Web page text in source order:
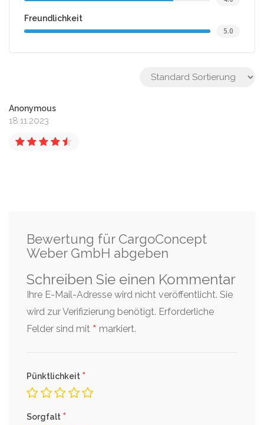
Freundlichkeit
5.0
Anonymous
18.11.2023
Bewertung für CargoConcept
Weber GmbH abgeben
Schreiben Sie einen Kommentar
Ihre E-Mail-Adresse wird nicht veröffentlicht. Sie
wird zur Verifizierung benötigt. Erforderliche
Felder sind mit * markiert.
Pünktlichkeit *
Sorgfalt *